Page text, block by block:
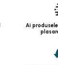
Ai